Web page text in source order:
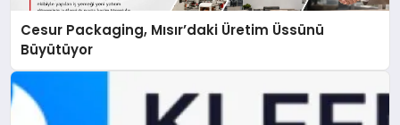
Cesur Packaging, Mısır’daki Üretim Üssünü
Büyütüyor